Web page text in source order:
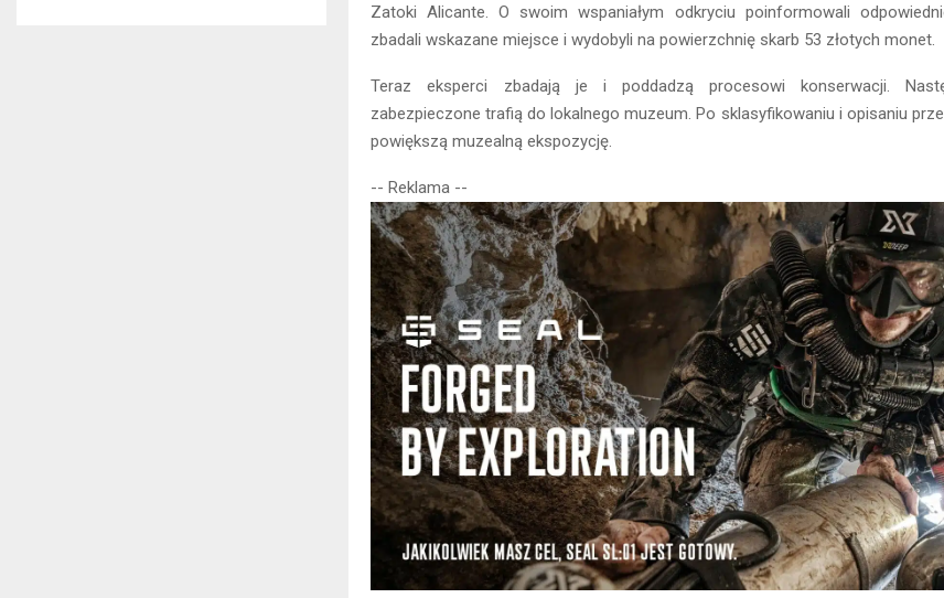
Zatoki Alicante. O swoim wspaniałym odkryciu poinformowali
zbadali wskazane miejsce i wydobyli na powierzchnię skarb 53 złotych monet.
Teraz eksperci zbadają je i poddadzą procesowi konserwacji.
zabezpieczone trafią do lokalnego muzeum. Po sklasyfikowaniu i opisaniu
powiększą muzealną ekspozycję.
-- Reklama --